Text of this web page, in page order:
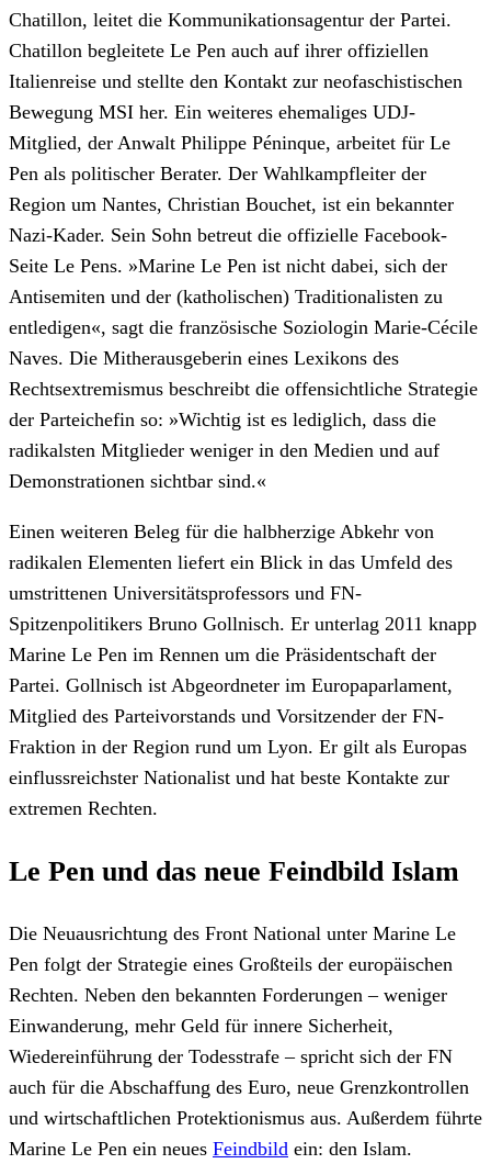
Chatillon, leitet die Kommunikationsagentur der Partei.
Chatillon begleitete Le Pen auch auf ihrer offiziellen
Italienreise und stellte den Kontakt zur neofaschistischen
Bewegung MSI her. Ein weiteres ehemaliges UDJ-
Mitglied, der Anwalt Philippe Péninque, arbeitet für Le
Pen als politischer Berater. Der Wahlkampfleiter der
Region um Nantes, Christian Bouchet, ist ein bekannter
Nazi-Kader. Sein Sohn betreut die offizielle Facebook-
Seite Le Pens. »Marine Le Pen ist nicht dabei, sich der
Antisemiten und der (katholischen) Traditionalisten zu
entledigen«, sagt die französische Soziologin Marie-Cécile
Naves. Die Mitherausgeberin eines Lexikons des
Rechtsextremismus beschreibt die offensichtliche Strategie
der Parteichefin so: »Wichtig ist es lediglich, dass die
radikalsten Mitglieder weniger in den Medien und auf
Demonstrationen sichtbar sind.«
Einen weiteren Beleg für die halbherzige Abkehr von
radikalen Elementen liefert ein Blick in das Umfeld des
umstrittenen Universitätsprofessors und FN-
Spitzenpolitikers Bruno Gollnisch. Er unterlag 2011 knapp
Marine Le Pen im Rennen um die Präsidentschaft der
Partei. Gollnisch ist Abgeordneter im Europaparlament,
Mitglied des Parteivorstands und Vorsitzender der FN-
Fraktion in der Region rund um Lyon. Er gilt als Europas
einflussreichster Nationalist und hat beste Kontakte zur
extremen Rechten.
Le Pen und das neue Feindbild Islam
Die Neuausrichtung des Front National unter Marine Le
Pen folgt der Strategie eines Großteils der europäischen
Rechten. Neben den bekannten Forderungen – weniger
Einwanderung, mehr Geld für innere Sicherheit,
Wiedereinführung der Todesstrafe – spricht sich der FN
auch für die Abschaffung des Euro, neue Grenzkontrollen
und wirtschaftlichen Protektionismus aus. Außerdem führte
Marine Le Pen ein neues Feindbild ein: den Islam.